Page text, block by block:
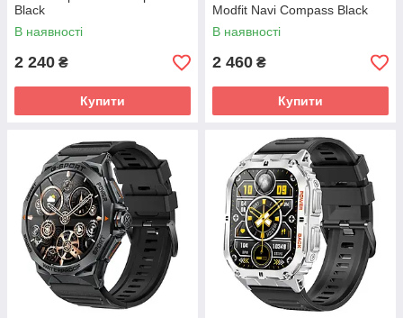
Black
В наявності
2 240 ₴
Купити
Modfit Navi Compass Black
В наявності
2 460 ₴
Купити